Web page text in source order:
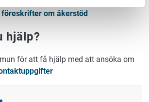
om åkerstöd
hjälp?
för att få hjälp med att ansöka om